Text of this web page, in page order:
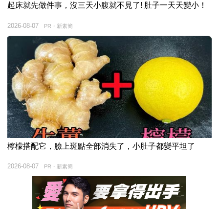
起床就先做件事，沒三天小腹就不見了! 肚子一天天變小！
PR・新素簡
2026-08-07
檸檬搭配它，臉上斑點全部消失了，小肚子都變平坦了
PR・新素簡
2026-08-07